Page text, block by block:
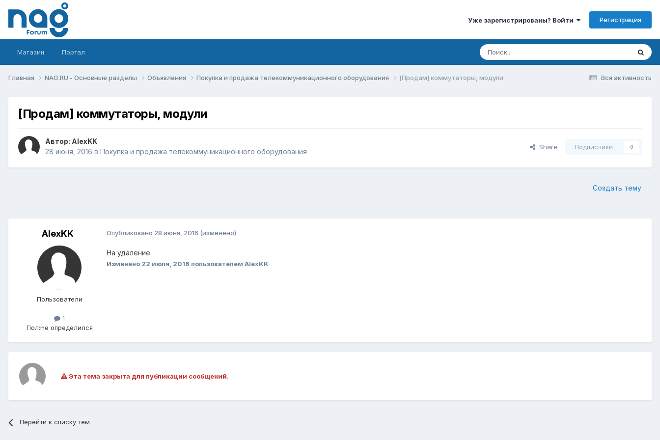
Уже зарегистрированы? Войти Регистрация
Магазин Портал
Вся активность
Главная NAG.RU - Основные разделы Объявления Покупка и продажа телекоммуникационного оборудования [Продам] коммутаторы, модули
[Продам] коммутаторы, модули
Автор: AlexKK
28 июня, 2016 в Покупка и продажа телекоммуникационного оборудования
Share Подписчики 0
Создать тему
AlexKK
Пользователи
1
Пол:Не определился
Опубликовано 28 июня, 2016 (изменено)
На удаление
Изменено 22 июля, 2016 пользователем AlexKK
Эта тема закрыта для публикации сообщений.
Перейти к списку тем